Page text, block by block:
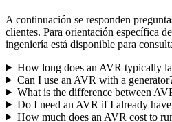
A continuación se responden
clientes. Para orientación específica
ingeniería está disponible para
How long does an AVR typically
Can I use an AVR with a
What is the difference between
Do I need an AVR if I already
How much does an AVR cost to